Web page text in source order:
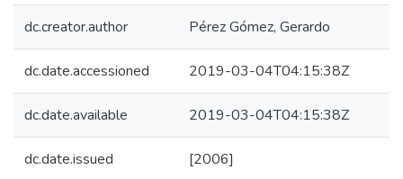
dc.creator.author Pérez Gómez, Gerardo
dc.date.accessioned 2019-03-04T04:15:38Z
dc.date.available 2019-03-04T04:15:38Z
dc.date.issued [2006]